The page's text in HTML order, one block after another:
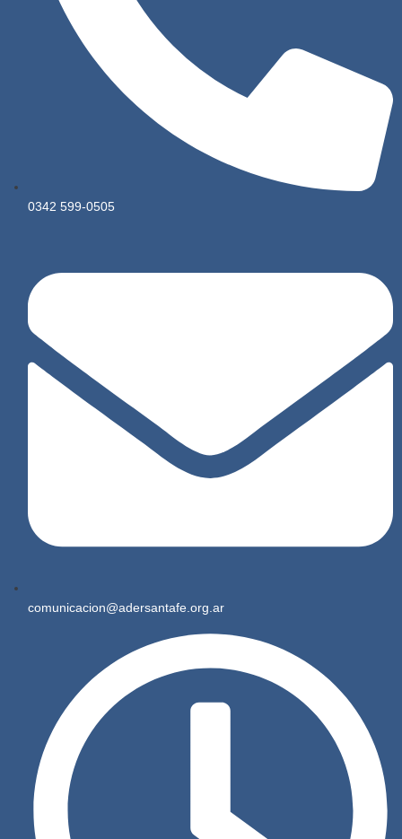
0342 599-0505
comunicacion@adersantafe.org.ar